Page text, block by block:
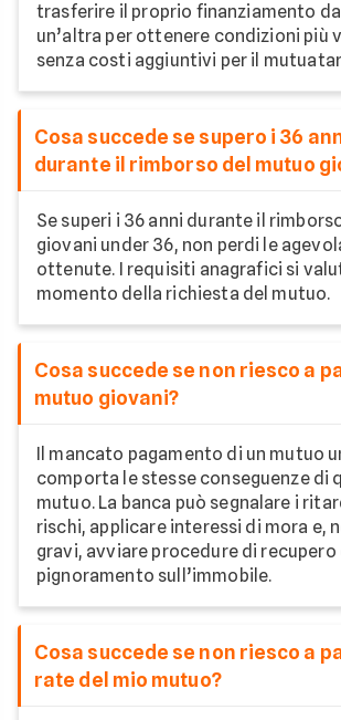
trasferire il proprio finanziamento da
un’altra per ottenere condizioni più
senza costi aggiuntivi per il
Cosa succede se supero i 36
durante il rimborso del mutuo
Se superi i 36 anni durante il
giovani under 36, non perdi le
ottenute. I requisiti anagrafici si
momento della richiesta del mutuo.
Cosa succede se non riesco a
mutuo giovani?
Il mancato pagamento di un mutuo
comporta le stesse conseguenze di
mutuo. La banca può segnalare i
rischi, applicare interessi di mora e,
gravi, avviare procedure di
pignoramento sull’immobile.
Cosa succede se non riesco a
rate del mio mutuo?